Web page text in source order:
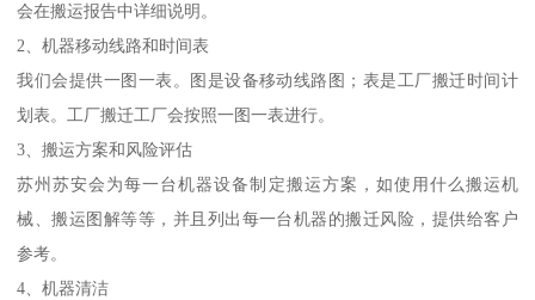
会在搬运报告中详细说明。
2、机器移动线路和时间表
我们会提供一图一表。图是设备移动线路图；表是工厂搬迁时间计
划表。工厂搬迁工厂会按照一图一表进行。
3、搬运方案和风险评估
苏州苏安会为每一台机器设备制定搬运方案，如使用什么搬运机
械、搬运图解等等，并且列出每一台机器的搬迁风险，提供给客户
参考。
4、机器清洁